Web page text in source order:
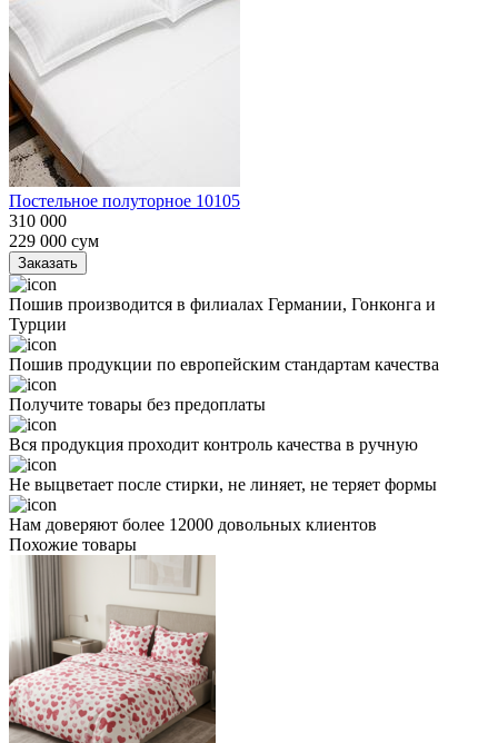
Постельное полуторное 10105
310 000
229 000 сум
Заказать
Пошив производится в филиалах Германии, Гонконга и
Турции
Пошив продукции по европейским стандартам качества
Получите товары без предоплаты
Вся продукция проходит контроль качества в ручную
Не выцветает после стирки, не линяет, не теряет формы
Нам доверяют более 12000 довольных клиентов
Похожие товары